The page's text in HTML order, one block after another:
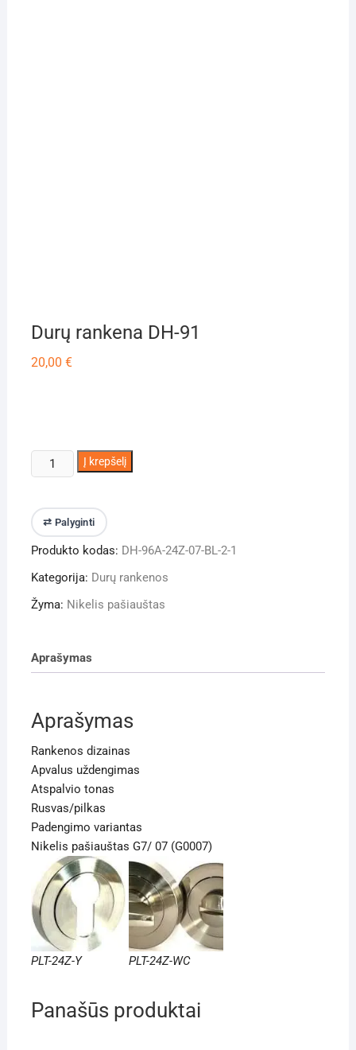
Durų rankena DH-91
20,00 €
produkto
kiekis:
rankena
DH-
91
Į krepšelį
⇄ Palyginti
Produkto kodas: DH-96A-24Z-07-BL-2-1
Kategorija: Durų rankenos
Žyma: Nikelis pašiauštas
Aprašymas
Aprašymas
Rankenos dizainas
Apvalus uždengimas
Atspalvio tonas
Rusvas/pilkas
Padengimo variantas
Nikelis pašiauštas G7/ 07 (G0007)
PLT-24Z-Y PLT-24Z-WC
Panašūs produktai